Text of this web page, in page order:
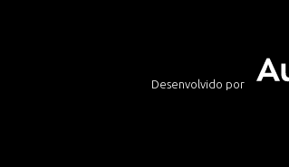
Desenvolvido por